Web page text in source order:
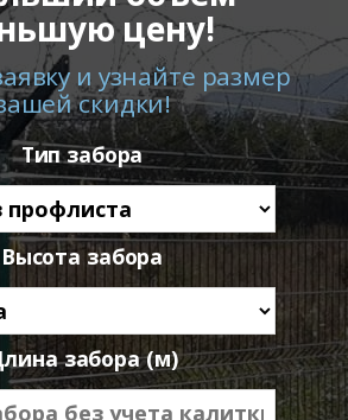
цену!
и узнайте размер
скидки!
Тип забора
Высота забора
забора (м)